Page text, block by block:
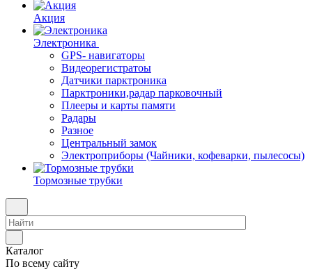
Акция
Электроника
GPS- навигаторы
Видеорегистратоы
Датчики парктроника
Парктроники,радар парковочный
Плееры и карты памяти
Радары
Разное
Центральный замок
Электроприборы (Чайники, кофеварки, пылесосы)
Тормозные трубки
Каталог
По всему сайту